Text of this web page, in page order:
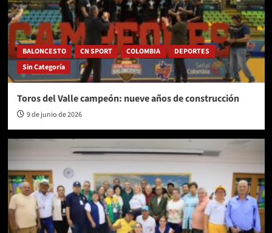
BALONCESTO CN SPORT COLOMBIA
DEPORTES
Sin Categoría
Toros del Valle campeón: nueve años de construcción
9 de junio de 2026